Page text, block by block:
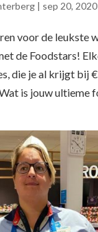
| sep 20, 2020
voor de leukste
de Foodstars!
die je al krijgt bij
is jouw ultieme